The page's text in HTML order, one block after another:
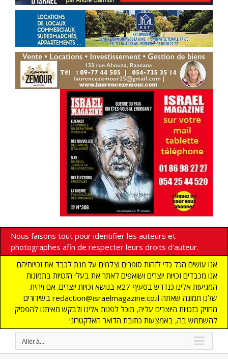
Nous faisons tout pour identifier les auteurs et
photographes afin de respecter leurs droits d'auteur.
אנו עושים הכל כדי לזהות סופרים וצלמים על מנת לכבד את זכויותיהם.
אנו מכבדים זכויות יוצרים ושואפים לאתר את בעלי הזכויות בתמונות
המגיעות אלינו כנדרש בסעיף 27א בנושא זכויות יוצרים. אם זיהית
בשידורים redaction@israelmagazine.co.il שלנו תמונה שאתה
מחזיק בזכויות היוצרים עליה, תוכל לפנות אלינו ולבקש מאיתנו להפסיק
להשתמש בה, באמצעות כתובת הדואר האלקטרוני
Aller à...